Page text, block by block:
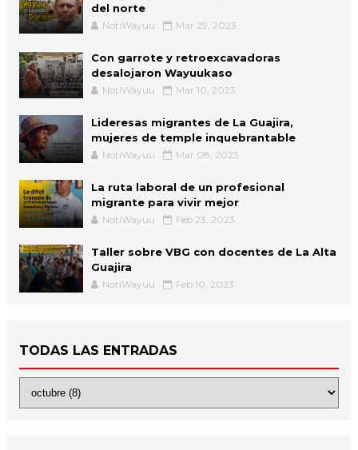
del norte
NotiWayuu Mar 29, 2023
Con garrote y retroexcavadoras
desalojaron Wayuukaso
NotiWayuu Mar 10, 2023
Lideresas migrantes de La Guajira,
mujeres de temple inquebrantable
NotiWayuu Mar 08, 2023
La ruta laboral de un profesional
migrante para vivir mejor
NotiWayuu Feb 23, 2023
Taller sobre VBG con docentes de La Alta
Guajira
NotiWayuu Feb 10, 2023
TODAS LAS ENTRADAS